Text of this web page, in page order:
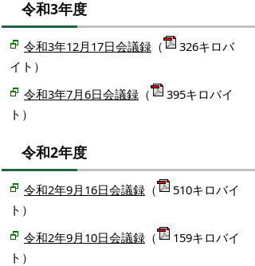
令和3年度
令和3年12月17日会議録 （
326キロバ
イト）
令和3年7月6日会議録 （
395キロバイ
ト）
令和2年度
令和2年9月16日会議録 （
510キロバイ
ト）
令和2年9月10日会議録 （
159キロバイ
ト）